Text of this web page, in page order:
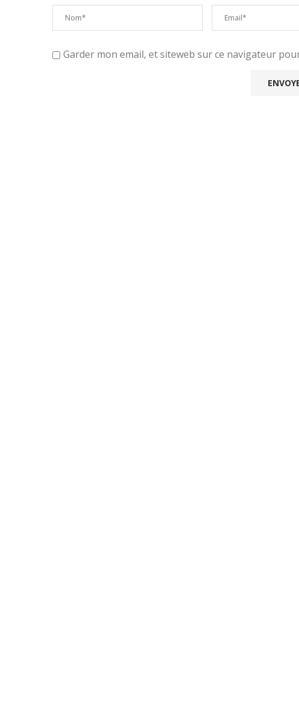
Garder mon email, et siteweb sur ce navigateur